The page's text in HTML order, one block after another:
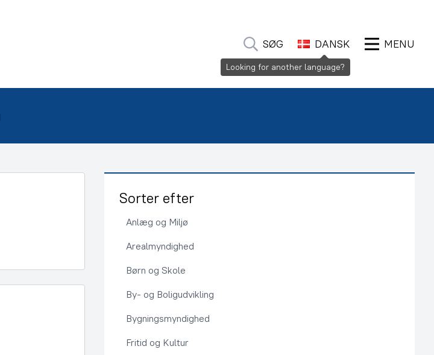
SØG DANSK MENU
Sorter efter
Anlæg og Miljø
Arealmyndighed
Børn og Skole
By- og Boligudvikling
Bygningsmyndighed
Fritid og Kultur
Looking for another language?